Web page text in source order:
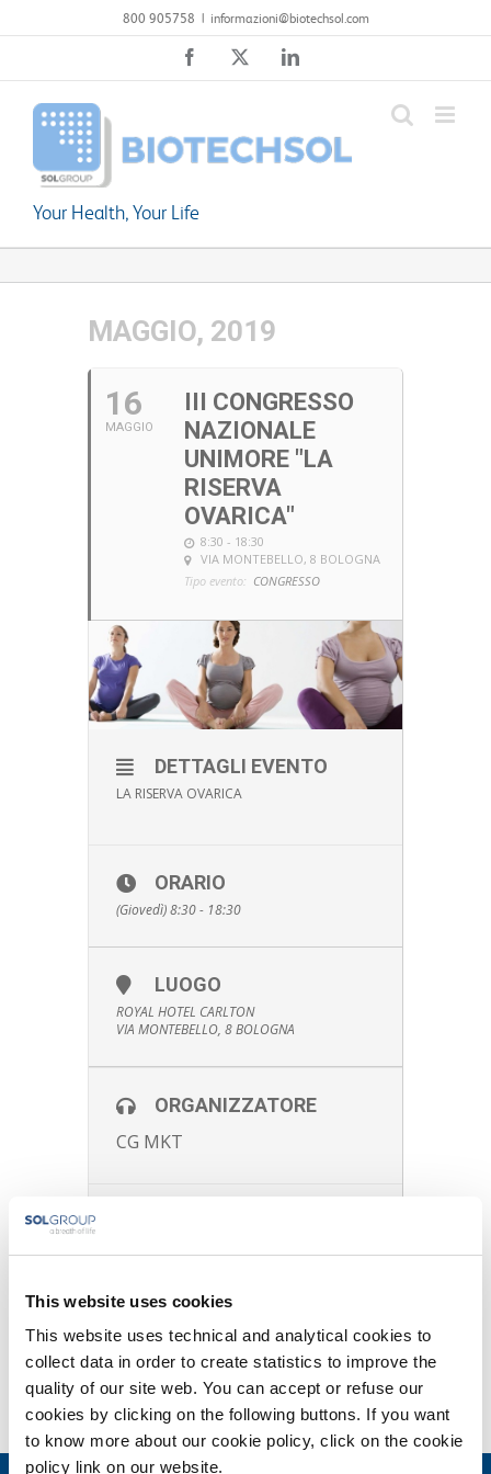
This website uses cookies
This website uses technical and analytical cookies to
collect data in order to create statistics to improve the
quality of our site web. You can accept or refuse our
cookies by clicking on the following buttons. If you want
to know more about our cookie policy, click on the cookie
policy link on our website.
al
800 905758 | informazioni@biotechsol.com
Facebook LinkedIn
Your Health, Your Life
MAGGIO, 2019
16
MAGGIO
III CONGRESSO
NAZIONALE
UNIMORE "LA
RISERVA
OVARICA"
8:30 - 18:30
VIA MONTEBELLO, 8 BOLOGNA
Tipo evento: CONGRESSO
DETTAGLI EVENTO
LA RISERVA OVARICA
ORARIO
(Giovedì) 8:30 - 18:30
LUOGO
ROYAL HOTEL CARLTON
VIA MONTEBELLO, 8 BOLOGNA
ORGANIZZATORE
CG MKT
CALENDAR